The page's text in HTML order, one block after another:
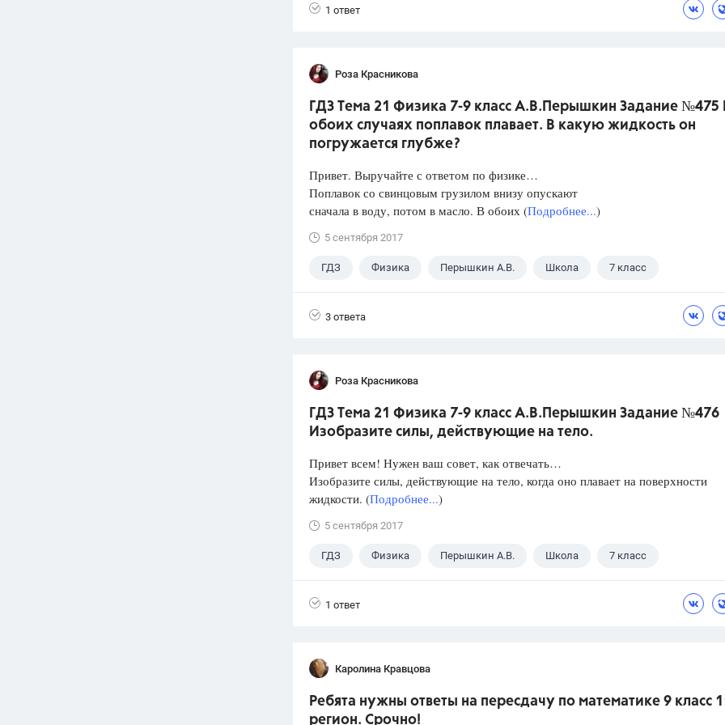
1 ответ
Роза Красникова
ГДЗ Тема 21 Физика 7-9 класс А.В.Перышкин Задание №475
обоих случаях поплавок плавает. В какую жидкость он
погружается глубже?
Привет. Выручайте с ответом по физике…
Поплавок со свинцовым грузилом внизу опускают
сначала в воду, потом в масло. В обоих (Подробнее...)
5 сентября 2017
ГДЗ Физика Перышкин А.В. Школа 7 класс
3 ответа
Роза Красникова
ГДЗ Тема 21 Физика 7-9 класс А.В.Перышкин Задание №476
Изобразите силы, действующие на тело.
Привет всем! Нужен ваш совет, как отвечать…
Изобразите силы, действующие на тело, когда оно плавает на поверхности
жидкости. (Подробнее...)
5 сентября 2017
ГДЗ Физика Перышкин А.В. Школа 7 класс
1 ответ
Каролина Кравцова
Ребята нужны ответы на пересдачу по математике 9 класс
регион. Срочно!